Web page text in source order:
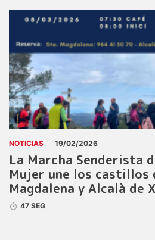
NOTICIAS 19/02/2026
La Marcha Senderista
Mujer une los castillos
Magdalena y Alcalà de
47 SEG